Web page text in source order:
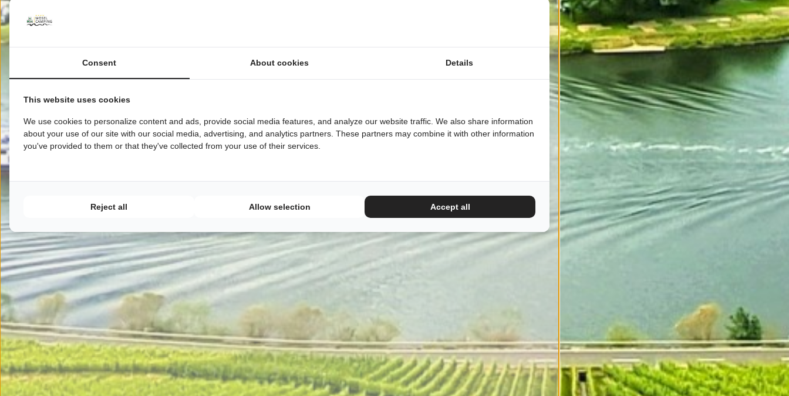
Consent About cookies Details
This website uses cookies
We use cookies to personalize content and ads, provide social media features, and analyze our website traffic. We also share information
about your use of our site with our social media, advertising, and analytics partners. These partners may combine it with other information
you've provided to them or that they've collected from your use of their services.
Reject all Allow selection Accept all